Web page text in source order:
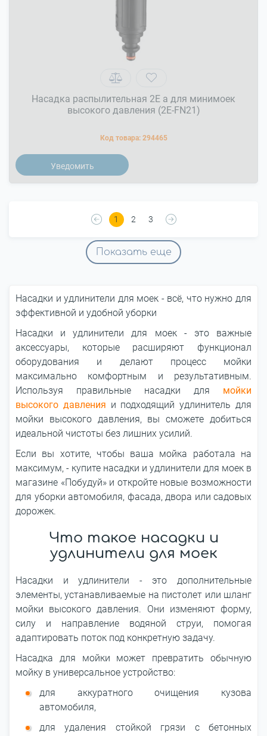
Насадка распылительная 2Е а для минимоек
высокого давления (2E-FN21)
Код товара: 294465
Уведомить
1 2 3
Показать еще
Насадки и удлинители для моек - всё, что нужно для
эффективной и удобной уборки
Насадки и удлинители для моек - это важные
аксессуары, которые расширяют функционал
оборудования и делают процесс мойки
максимально комфортным и результативным.
Используя правильные насадки для мойки
высокого давления и подходящий удлинитель для
мойки высокого давления, вы сможете добиться
идеальной чистоты без лишних усилий.
Если вы хотите, чтобы ваша мойка работала на
максимум, - купите насадки и удлинители для моек в
магазине «Побудуй» и откройте новые возможности
для уборки автомобиля, фасада, двора или садовых
дорожек.
Что такое насадки и
удлинители для моек
Насадки и удлинители - это дополнительные
элементы, устанавливаемые на пистолет или шланг
мойки высокого давления. Они изменяют форму,
силу и направление водяной струи, помогая
адаптировать поток под конкретную задачу.
Насадка для мойки может превратить обычную
мойку в универсальное устройство:
для аккуратного очищения кузова
автомобиля,
для удаления стойкой грязи с бетонных